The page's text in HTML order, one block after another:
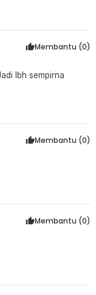
Membantu (0)
lbh sempirna
Membantu (0)
Membantu (0)